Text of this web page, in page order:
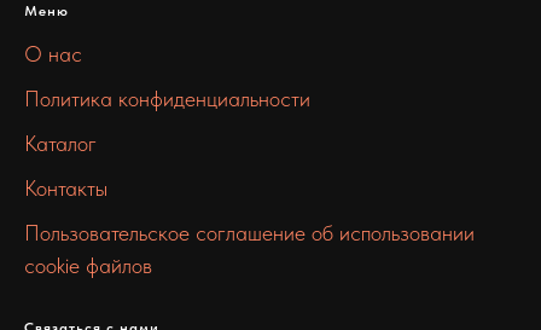
Меню
О нас
Политика конфиденциальности
Каталог
Контакты
Пользовательское соглашение об использовании
cookie файлов